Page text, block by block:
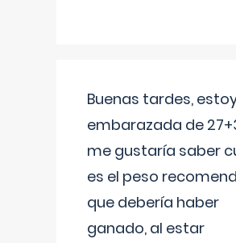
Buenas tardes,
embarazada de
me gustaría saber
es el peso
que debería haber
ganado, al estar